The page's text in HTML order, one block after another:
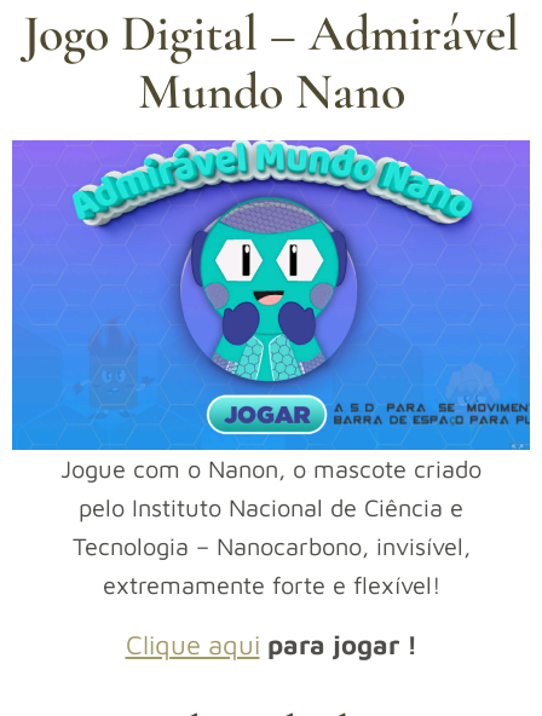
Jogo Digital – Admirável
Mundo Nano
Jogue com o Nanon, o mascote criado
pelo Instituto Nacional de Ciência e
Tecnologia – Nanocarbono, invisível,
extremamente forte e flexível!
Clique aqui para jogar !